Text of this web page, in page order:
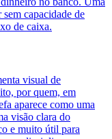
capacidade de
de caixa.
visual de
por quem, em
aparece como uma
visão clara do
e muito útil para